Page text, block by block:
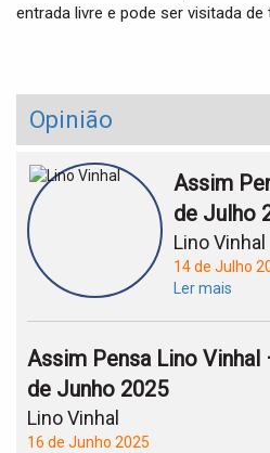
entrada livre e pode ser visitada
Opinião
Assim
de Julho
Lino Vinhal
14 de Julho
Ler mais
Assim Pensa Lino Vinhal
de Junho 2025
Lino Vinhal
16 de Junho 2025